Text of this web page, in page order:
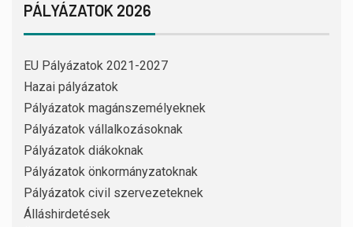
PÁLYÁZATOK 2026
EU Pályázatok 2021-2027
Hazai pályázatok
Pályázatok magánszemélyeknek
Pályázatok vállalkozásoknak
Pályázatok diákoknak
Pályázatok önkormányzatoknak
Pályázatok civil szervezeteknek
Álláshirdetések